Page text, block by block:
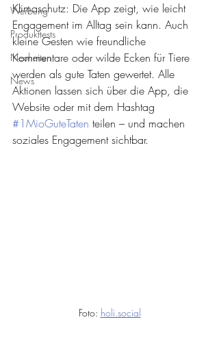
Werbung
Produkttests
Neuheiten
News
Klimaschutz: Die App zeigt, wie leicht
Engagement im Alltag sein kann. Auch
kleine Gesten wie freundliche
Kommentare oder wilde Ecken für Tiere
werden als gute Taten gewertet. Alle
Aktionen lassen sich über die App, die
Website oder mit dem Hashtag
#1MioGuteTaten teilen – und machen
soziales Engagement sichtbar.
Foto: holi.social